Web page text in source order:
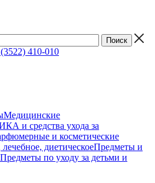
410-010
Медицинские
и средства ухода за
и косметические
диетическоеПредметы и
Предметы по уходу за детьми и